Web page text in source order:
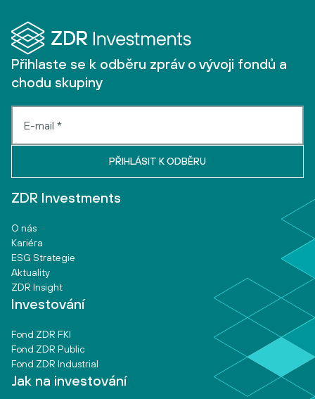
Přihlaste se k odběru zpráv o vývoji fondů a
chodu skupiny
ZDR Investments
O nás
Kariéra
ESG Strategie
Aktuality
ZDR Insight
Investování
Fond ZDR FKI
Fond ZDR Public
Fond ZDR Industrial
Jak na investování